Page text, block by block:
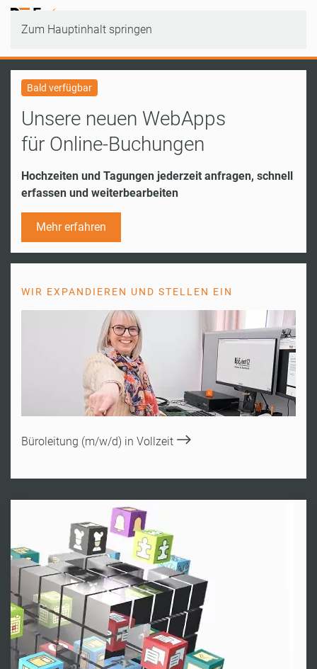
Zum Hauptinhalt springen
Bald verfügbar
Unsere neuen WebApps
für Online-Buchungen
Hochzeiten und Tagungen jederzeit anfragen, schnell
erfassen und weiterbearbeiten
Mehr erfahren
WIR EXPANDIEREN UND STELLEN EIN
Büroleitung (m/w/d) in Vollzeit